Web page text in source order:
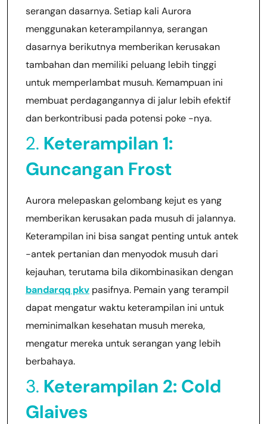
serangan dasarnya. Setiap kali Aurora
menggunakan keterampilannya, serangan
dasarnya berikutnya memberikan kerusakan
tambahan dan memiliki peluang lebih tinggi
untuk memperlambat musuh. Kemampuan ini
membuat perdagangannya di jalur lebih efektif
dan berkontribusi pada potensi poke -nya.
2. Keterampilan 1:
Guncangan Frost
Aurora melepaskan gelombang kejut es yang
memberikan kerusakan pada musuh di jalannya.
Keterampilan ini bisa sangat penting untuk antek
-antek pertanian dan menyodok musuh dari
kejauhan, terutama bila dikombinasikan dengan
bandarqq pkv pasifnya. Pemain yang terampil
dapat mengatur waktu keterampilan ini untuk
meminimalkan kesehatan musuh mereka,
mengatur mereka untuk serangan yang lebih
berbahaya.
3. Keterampilan 2: Cold
Glaives